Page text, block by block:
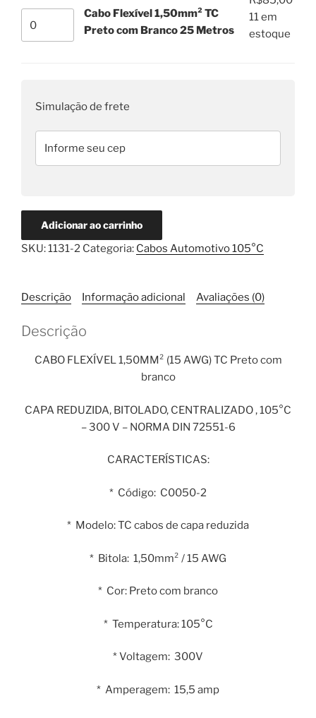
Preto
com
Branco
Flexível
com
Metros
quantidade
Cabo Flexível 1,50mm² TC
Preto com Branco 25 Metros
11 em
estoque
Simulação de frete
Adicionar ao carrinho
SKU:1131-2 Categoria: Cabos Automotivo 105°C
Descrição Informação adicional Avaliações (0)
Descrição
CABO FLEXÍVEL 1,50MM² (15 AWG) TC Preto com
branco
CAPA REDUZIDA, BITOLADO, CENTRALIZADO , 105°C
– 300 V – NORMA DIN 72551-6
CARACTERÍSTICAS:
* Código: C0050-2
* Modelo: TC cabos de capa reduzida
* Bitola: 1,50mm² / 15 AWG
* Cor: Preto com branco
* Temperatura: 105°C
* Voltagem: 300V
* Amperagem: 15,5 amp